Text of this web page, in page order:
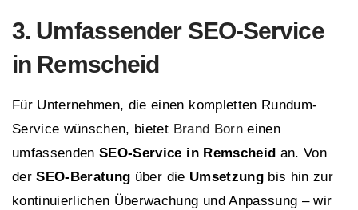
3. Umfassender SEO-Service
in Remscheid
Für Unternehmen, die einen kompletten Rundum-
Service wünschen, bietet Brand Borneinen
umfassendenSEO-Service in Remscheid an. Von
derSEO-Beratung über die Umsetzungbis hin zur
kontinuierlichen Überwachung und Anpassung – wir